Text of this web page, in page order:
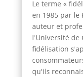
Le terme «
en 1985 par le
auteur et
l'Université de
fidélisation
qu'ils